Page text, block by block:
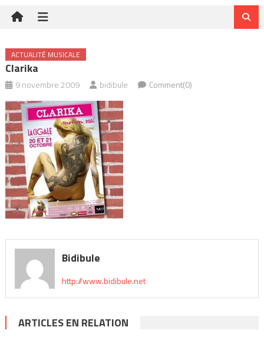
ACTUALITÉ MUSICALE
Clarika
9 novembre 2009 bidibule Comment(0)
Bidibule
http://www.bidibule.net
ARTICLES EN RELATION